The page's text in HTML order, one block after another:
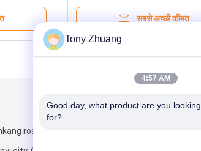
सबसे अच्छी कीमत
road, Yishui
हमें मेल करें
Tony Zhuang
4:57 AM
Good day, what product are you looking
for?